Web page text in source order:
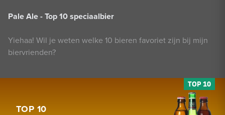
Pale Ale - Top 10 speciaalbier
Yiehaa! Wil je weten welke 10 bieren favoriet zijn bij mijn
biervrienden?
TOP 10